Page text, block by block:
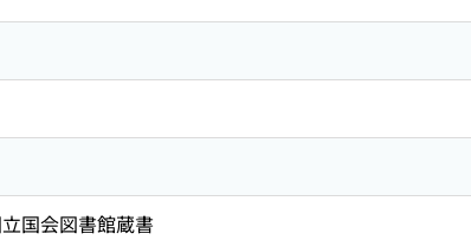
国会図書館蔵書